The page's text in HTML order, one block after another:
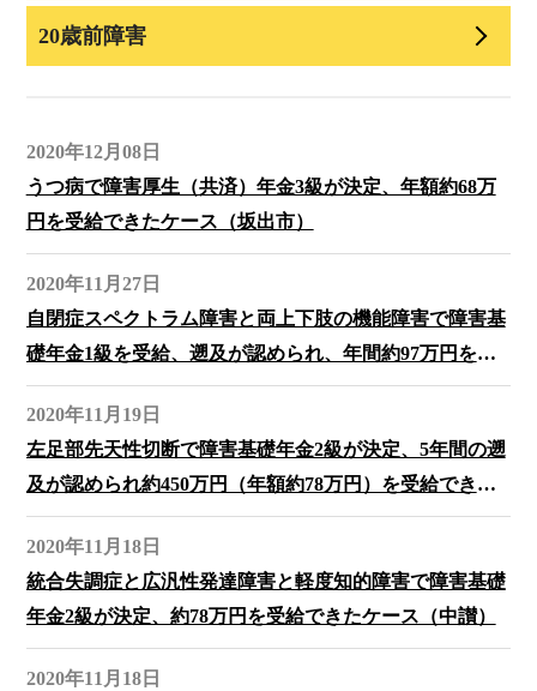
20歳前障害
2020年12月08日
うつ病で障害厚生（共済）年金3級が決定、年額約68万
円を受給できたケース（坂出市）
2020年11月27日
自閉症スペクトラム障害と両上下肢の機能障害で障害基
礎年金1級を受給、遡及が認められ、年間約97万円を受
給できたケース（中讃）
2020年11月19日
左足部先天性切断で障害基礎年金2級が決定、5年間の遡
及が認められ約450万円（年額約78万円）を受給できた
ケース（高松）
2020年11月18日
統合失調症と広汎性発達障害と軽度知的障害で障害基礎
年金2級が決定、約78万円を受給できたケース（中讃）
2020年11月18日